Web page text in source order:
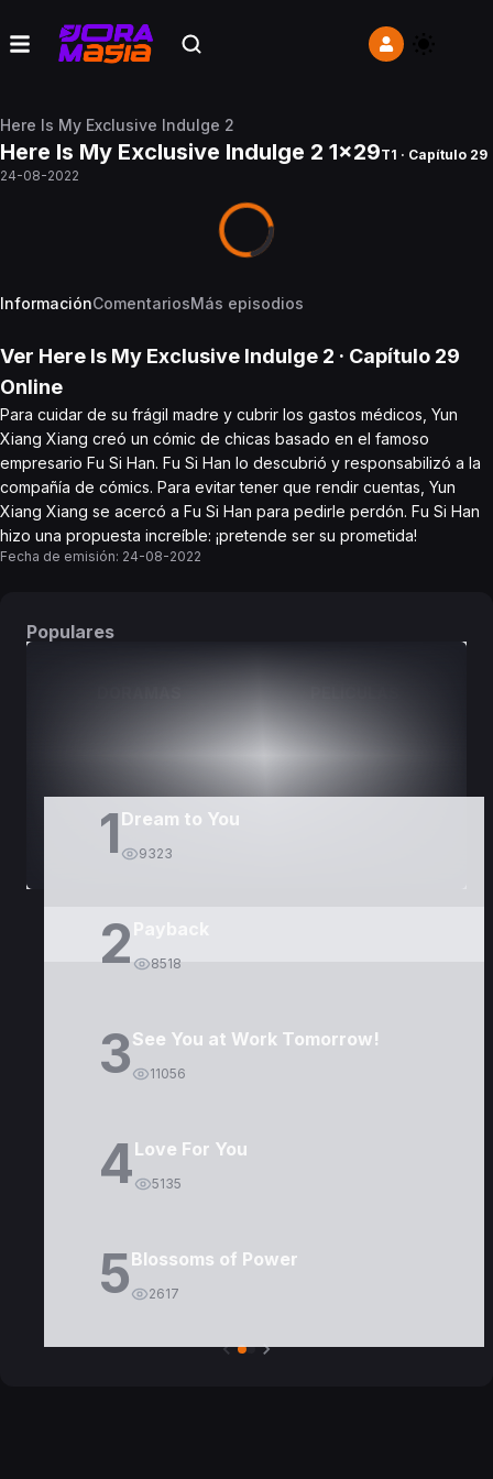
Here Is My Exclusive Indulge 2
Here Is My Exclusive Indulge 2 1x29T1 · Capítulo 29
24-08-2022
InformaciónComentariosMás episodios
Ver Here Is My Exclusive Indulge 2 · Capítulo 29
Online
Para cuidar de su frágil madre y cubrir los gastos médicos, Yun
Xiang Xiang creó un cómic de chicas basado en el famoso
empresario Fu Si Han. Fu Si Han lo descubrió y responsabilizó a la
compañía de cómics. Para evitar tener que rendir cuentas, Yun
Xiang Xiang se acercó a Fu Si Han para pedirle perdón. Fu Si Han
hizo una propuesta increíble: ¡pretende ser su prometida!
Fecha de emisión: 24-08-2022
Populares
1 Dream to You
9323
2 8518
3See You at Work Tomorrow!
11056
4Love For You
5135
5Blossoms of Power
2617